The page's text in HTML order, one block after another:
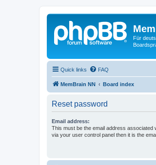
Für
Quick links FAQ
MemBrain NN Board index
Reset password
Email address:
This must be the email address
via your user control panel then it is the